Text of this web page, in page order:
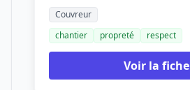
Couvreur
chantier
propreté respect
Voir la fiche